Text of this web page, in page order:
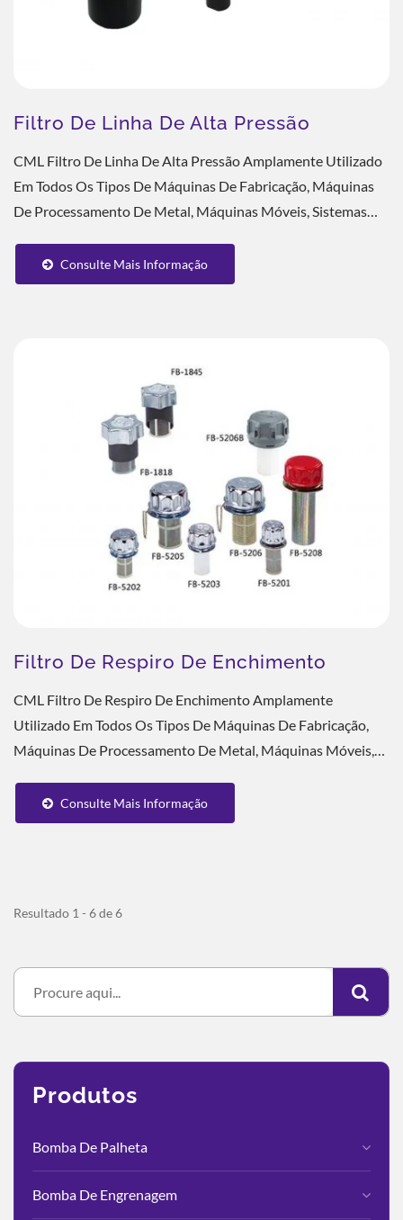
Filtro De Linha De Alta Pressão
CML Filtro De Linha De Alta Pressão Amplamente Utilizado
Em Todos Os Tipos De Máquinas De Fabricação, Máquinas
De Processamento De Metal, Máquinas Móveis, Sistemas
Consulte Mais Informação
Filtro De Respiro De Enchimento
CML Filtro De Respiro De Enchimento Amplamente
Utilizado Em Todos Os Tipos De Máquinas De Fabricação,
Máquinas De Processamento De Metal, Máquinas Móveis,
Consulte Mais Informação
Resultado 1 - 6 de 6
Produtos
Bomba De Palheta
Bomba De Engrenagem